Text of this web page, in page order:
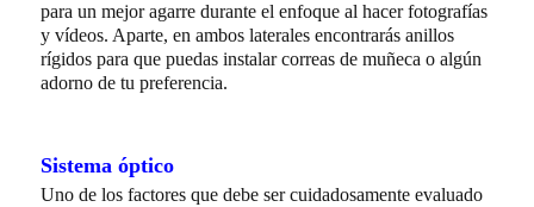
para un mejor agarre durante el enfoque al hacer fotografías
y vídeos. Aparte, en ambos laterales encontrarás anillos
rígidos para que puedas instalar correas de muñeca o algún
adorno de tu preferencia.
Sistema óptico
Uno de los factores que debe ser cuidadosamente evaluado